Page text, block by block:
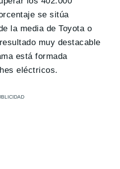
se sitúa
la media de Toyota o
muy destacable
está formada
eléctricos.